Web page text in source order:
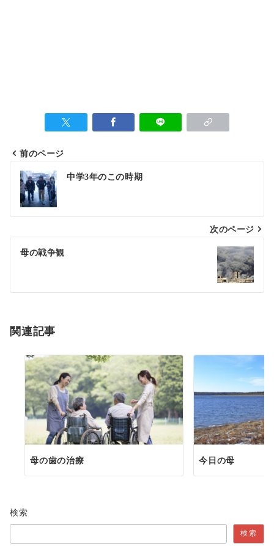
前のページ
中学3年のこの時期
次のページ
母の戦争観
関連記事
母の歯の治療 今日の母
検索
検索